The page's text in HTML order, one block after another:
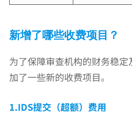
新增了哪些收费项目？
为了保障审查机构的财务稳
加了一些新的收费项目。
1.IDS提交（超额）费用